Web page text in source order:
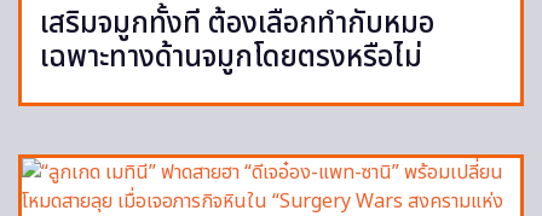
เสริมจมูกทั้งที ต้องเลือกทำกับหมอ
เฉพาะทางด้านจมูกโดยตรงหรือไม่